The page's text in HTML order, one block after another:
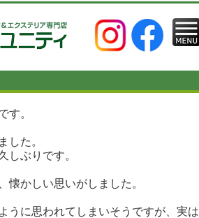
す。
した。
しぶりです。
懐かしい思いがしました。
うに思われてしまいそうですが、実は